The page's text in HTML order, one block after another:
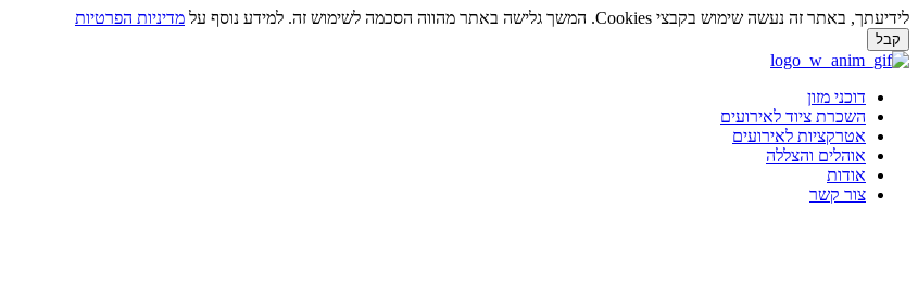
לידיעתך, באתר זה נעשה שימוש בקבצי Cookies. המשך גלישה באתר מהווה הסכמה לשימוש זה. למידע נוסף על מדיניות הפרטיות
קבל
דלג
דוכני מזון
השכרת ציוד לאירועים
אטרקציות לאירועים
אוהלים והצללה
אודות
צור קשר